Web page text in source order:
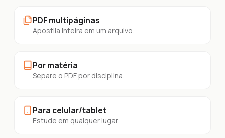
PDF multipáginas
Apostila inteira em um arquivo.
Por matéria
Separe o PDF por disciplina.
Para celular/tablet
Estude em qualquer lugar.